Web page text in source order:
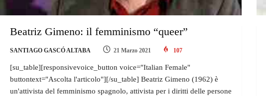
Beatriz Gimeno: il femminismo “queer”
SANTIAGO GASCÓ ALTABA 21 Marzo 2021 107
[su_table][responsivevoice_button voice="Italian Female"
buttontext="Ascolta l'articolo"][/su_table] Beatriz Gimeno (1962) è
un'attivista del femminismo spagnolo, attivista per i diritti delle persone